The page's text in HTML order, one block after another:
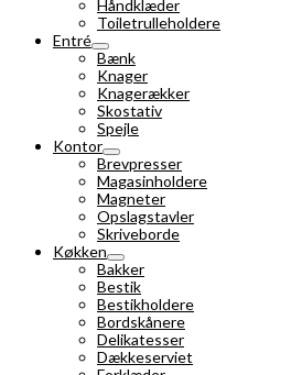
Håndklæder
Toiletrulleholdere
Entré
Bænk
Knager
Knagerækker
Skostativ
Spejle
Kontor
Brevpresser
Magasinholdere
Magneter
Opslagstavler
Skriveborde
Køkken
Bakker
Bestik
Bestikholdere
Bordskånere
Delikatesser
Dækkeserviet